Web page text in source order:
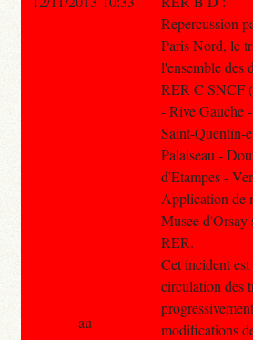
Repercussion
Paris Nord, le
l'ensemble des
RER C SNCF
- Rive Gauche -
Saint-Quentin-
Palaiseau -
d'Etampes -
Application de
Musee d'Orsay
RER.
Cet incident
circulation des
modifications
au